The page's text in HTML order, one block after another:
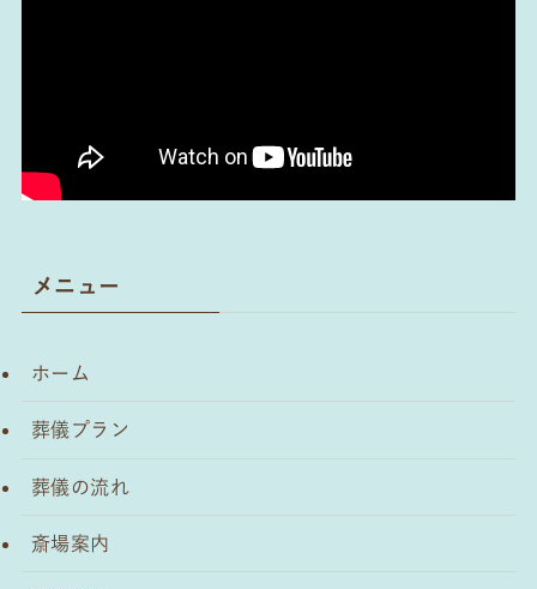
メニュー
ホーム
葬儀プラン
葬儀の流れ
斎場案内